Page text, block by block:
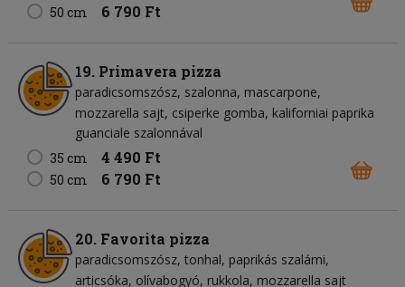
50 cm 6 790 Ft
19. Primavera pizza
paradicsomszósz szalonna mascarpone
mozzarella sajt csiperke gomba kaliforniai paprika
guanciale szalonnával
35 cm
4 490 Ft
50 cm 6 790 Ft
20. Favorita pizza
paradicsomszósz tonhal paprikás szalámi
articsóka olívabogyó rukkola mozzarella sajt